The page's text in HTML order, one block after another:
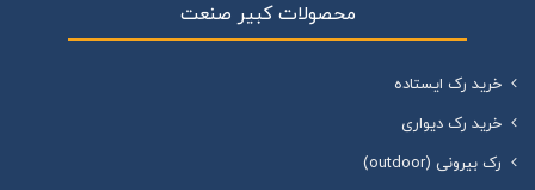
محصولات کبیر صنعت
خرید رک ایستاده
خرید رک دیواری
رک بیرونی (outdoor)